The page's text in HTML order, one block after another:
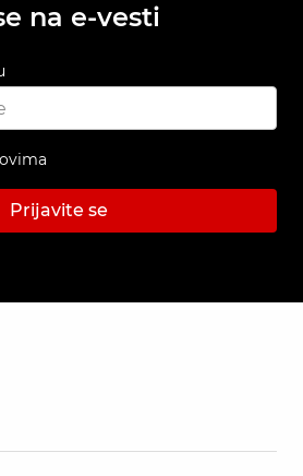
na e-vesti
Prijavite se